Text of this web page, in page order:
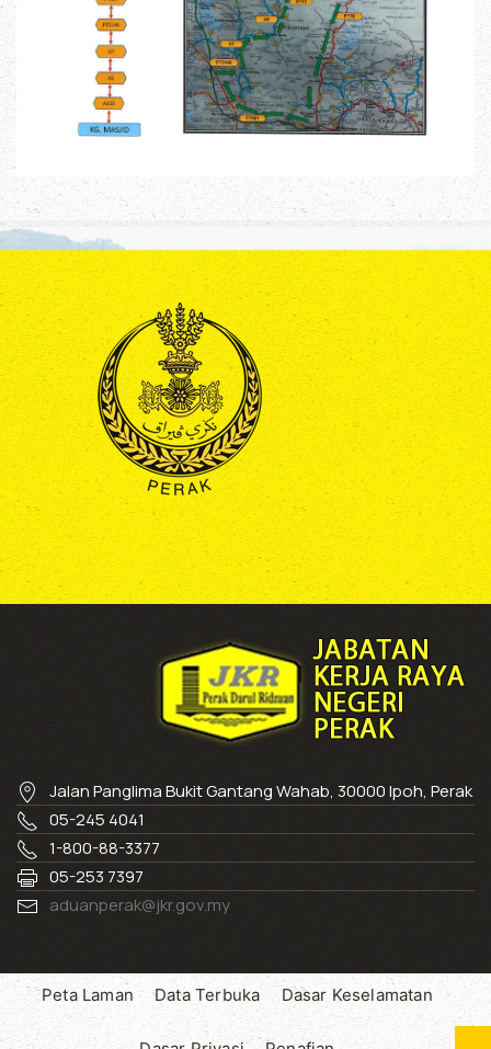
Jalan Panglima Bukit Gantang Wahab, 30000 Ipoh, Perak
05-245 4041
1-800-88-3377
05-253 7397
aduanperak@jkr.gov.my
Peta Laman Data Terbuka Dasar Keselamatan